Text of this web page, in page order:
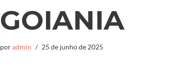
GOIANIA
poradmin 25 de junho de 2025